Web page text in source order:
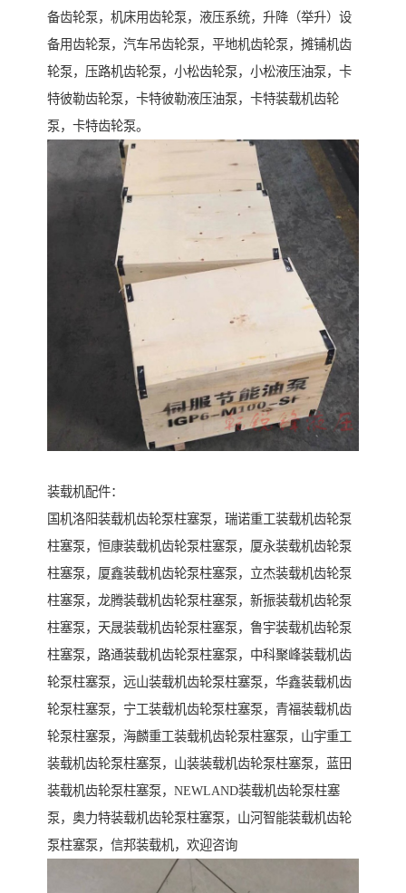
备齿轮泵，机床用齿轮泵，液压系统，升降（举升）设
备用齿轮泵，汽车吊齿轮泵，平地机齿轮泵，摊铺机齿
轮泵，压路机齿轮泵，小松齿轮泵，小松液压油泵，卡
特彼勒齿轮泵，卡特彼勒液压油泵，卡特装载机齿轮
泵，卡特齿轮泵。
装载机配件：
国机洛阳装载机齿轮泵柱塞泵，瑞诺重工装载机齿轮泵
柱塞泵，恒康装载机齿轮泵柱塞泵，厦永装载机齿轮泵
柱塞泵，厦鑫装载机齿轮泵柱塞泵，立杰装载机齿轮泵
柱塞泵，龙腾装载机齿轮泵柱塞泵，新振装载机齿轮泵
柱塞泵，天晟装载机齿轮泵柱塞泵，鲁宇装载机齿轮泵
柱塞泵，路通装载机齿轮泵柱塞泵，中科聚峰装载机齿
轮泵柱塞泵，远山装载机齿轮泵柱塞泵，华鑫装载机齿
轮泵柱塞泵，宁工装载机齿轮泵柱塞泵，青福装载机齿
轮泵柱塞泵，海麟重工装载机齿轮泵柱塞泵，山宇重工
装载机齿轮泵柱塞泵，山装装载机齿轮泵柱塞泵，蓝田
装载机齿轮泵柱塞泵，NEWLAND装载机齿轮泵柱塞
泵，奥力特装载机齿轮泵柱塞泵，山河智能装载机齿轮
泵柱塞泵，信邦装载机，欢迎咨询